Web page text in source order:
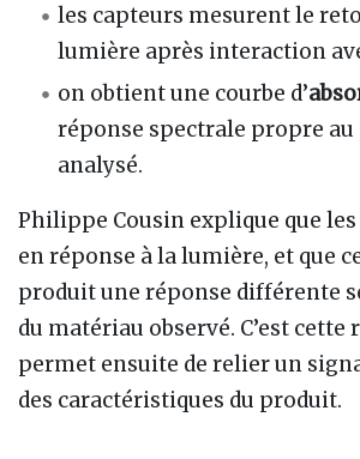
les capteurs mesurent le
lumière après interaction
on obtient une courbe d’
réponse spectrale propre
analysé.
Philippe Cousin explique que
en réponse à la lumière, et que
produit une réponse différente
du matériau observé. C’est cette
permet ensuite de relier un
des caractéristiques du produit.